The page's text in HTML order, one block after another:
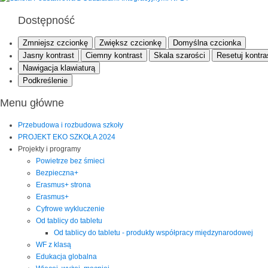
Dostępność
Zmniejsz czcionkę Zwiększ czcionkę
Domyślna czcionka
Jasny kontrast
Ciemny kontrast Skala szarości
Resetuj
Nawigacja klawiaturą
Podkreślenie
Menu główne
Przebudowa i rozbudowa szkoły
PROJEKT EKO SZKOŁA 2024
Projekty i programy
Powietrze bez śmieci
Bezpieczna+
Erasmus+ strona
Erasmus+
Cyfrowe wykluczenie
Od tablicy do tabletu
Od tablicy do tabletu - produkty współpracy międzynarodowej
WF z klasą
Edukacja globalna